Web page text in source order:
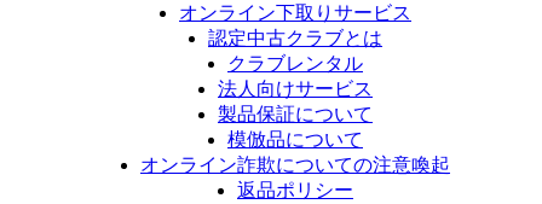
オンライン下取りサービス
認定中古クラブとは
クラブレンタル
法人向けサービス
製品保証について
模倣品について
オンライン詐欺についての注意喚起
返品ポリシー